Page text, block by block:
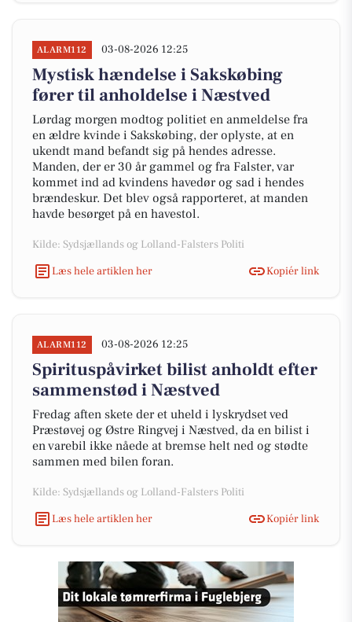
ALARM112 03-08-2026 12:25
Mystisk hændelse i Sakskøbing
fører til anholdelse i Næstved
Lørdag morgen modtog politiet en anmeldelse fra
en ældre kvinde i Sakskøbing, der oplyste, at en
ukendt mand befandt sig på hendes adresse.
Manden, der er 30 år gammel og fra Falster, var
kommet ind ad kvindens havedør og sad i hendes
brændeskur. Det blev også rapporteret, at manden
havde besørget på en havestol.
Kilde: Sydsjællands og Lolland-Falsters Politi
Læs hele artiklen her
Kopiér link
ALARM112 03-08-2026 12:25
Spirituspåvirket bilist anholdt efter
sammenstød i Næstved
Fredag aften skete der et uheld i lyskrydset ved
Præstøvej og Østre Ringvej i Næstved, da en bilist i
en varebil ikke nåede at bremse helt ned og stødte
sammen med bilen foran.
Kilde: Sydsjællands og Lolland-Falsters Politi
Læs hele artiklen her
Kopiér link